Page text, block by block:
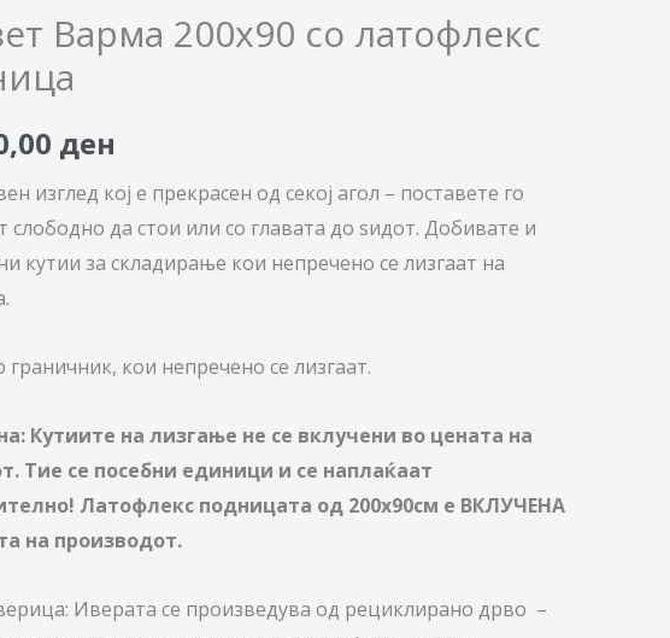
Варма 200х90 со латофлекс
ден
изглед кој е прекрасен од секој агол – поставете го
слободно да стои или со главата до ѕидот. Добивате и
кутии за складирање кои непречено се лизгаат на
кои непречено се лизгаат.
Кутиите на лизгање не се вклучени во цената на
Тие се посебни единици и се наплаќаат
Латофлекс подницата од 200х90см е ВКЛУЧЕНА
на производот.
Иверата се произведува од рециклирано дрво –